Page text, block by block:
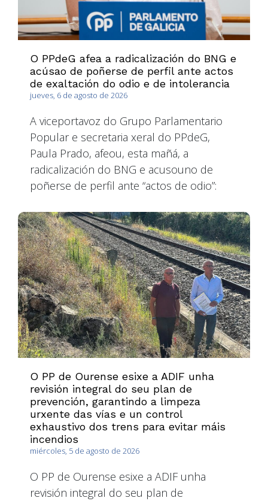
O PPdeG afea a radicalización do BNG e
acúsao de poñerse de perfil ante actos
de exaltación do odio e de intolerancia
jueves, 6 de agosto de 2026
A viceportavoz do Grupo Parlamentario
Popular e secretaria xeral do PPdeG,
Paula Prado, afeou, esta mañá, a
radicalización do BNG e acusouno de
poñerse de perfil ante “actos de odio”:
O PP de Ourense esixe a ADIF unha
revisión integral do seu plan de
prevención, garantindo a limpeza
urxente das vías e un control
exhaustivo dos trens para evitar máis
incendios
miércoles, 5 de agosto de 2026
O PP de Ourense esixe a ADIF unha
revisión integral do seu plan de